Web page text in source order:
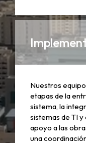
Nuestros
etapas de la
sistema, la
sistemas de TI y
apoyo a las
una